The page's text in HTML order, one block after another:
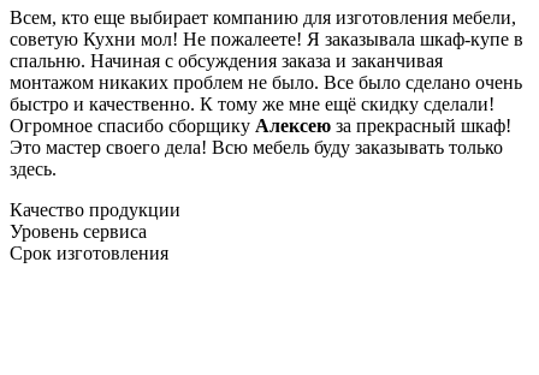
Всем, кто еще выбирает компанию для изготовления мебели,
советую Кухни мол! Не пожалеете! Я заказывала шкаф-купе в
спальню. Начиная с обсуждения заказа и заканчивая
монтажом никаких проблем не было. Все было сделано очень
быстро и качественно. К тому же мне ещё скидку сделали!
Огромное спасибо сборщику Алексею за прекрасный шкаф!
Это мастер своего дела! Всю мебель буду заказывать только
здесь.
Качество продукции
Уровень сервиса
Срок изготовления